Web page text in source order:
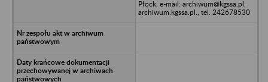
Płock, e-mail: archiwum@kgssa.pl,
archiwum.kgssa.pl., tel. 242678530